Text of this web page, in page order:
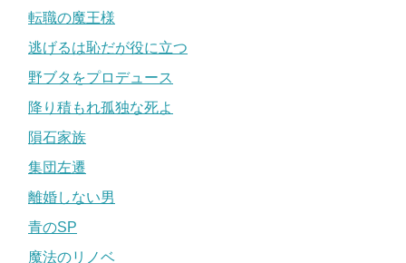
転職の魔王様
逃げるは恥だが役に立つ
野ブタをプロデュース
降り積もれ孤独な死よ
隕石家族
集団左遷
離婚しない男
青のSP
魔法のリノベ